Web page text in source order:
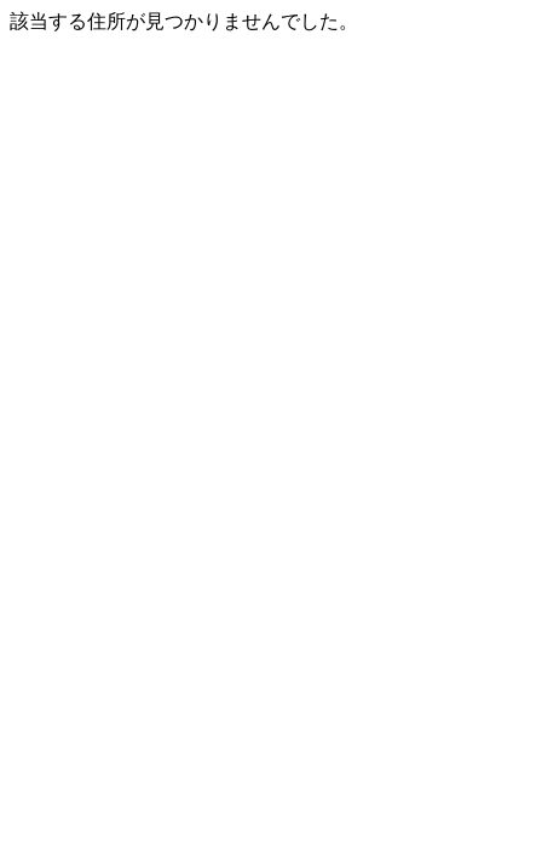
該当する住所が見つかりませんでした。